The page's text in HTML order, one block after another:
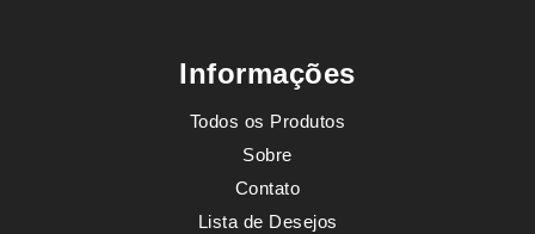
Informações
Todos os Produtos
Sobre
Contato
Lista de Desejos